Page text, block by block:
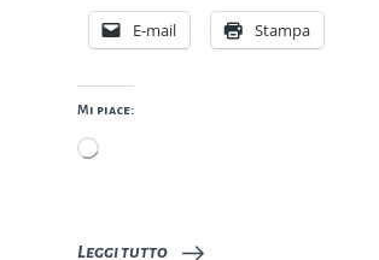
E-mail Stampa
Mi piace:
Caricamento
Leggi tutto